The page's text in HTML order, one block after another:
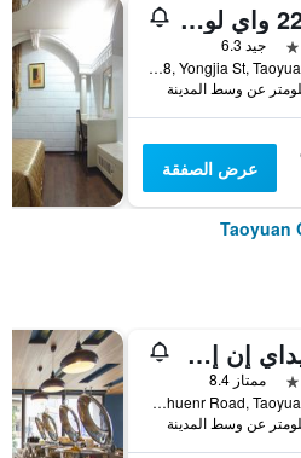
إيه 22 واي لو هوتل
جيد 6.3
No.98, Yongjia St, Taoyuan City, تايوان
عرض الصفقة
هوليداي إن إكسبرس تاويوا بآباي آيتش جي
ممتاز 8.4
No. 1039 Chuenr Road, Taoyuan City, تايوان